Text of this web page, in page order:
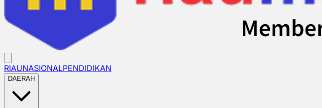
RIAUNASIONALPENDIDIKAN
DAERAH